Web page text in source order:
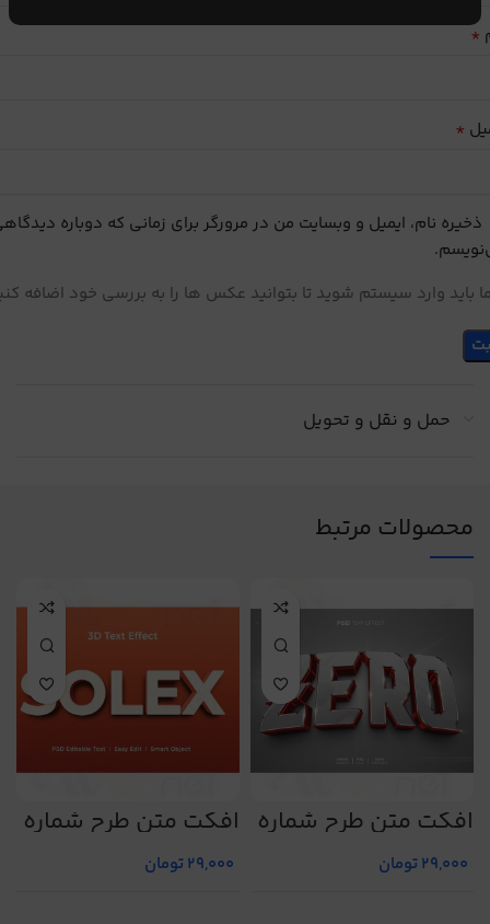
*
*
ذخیره نام، ایمیل و وبسایت من در مرورگر برای زمانی که دوباره
باید وارد سیستم شوید تا بتوانید عکس ها را به بررسی خود اضافه
حمل و نقل و تحویل
محصولات مرتبط
افکت متن طرح شماره
29,000تومان
افکت متن طرح شماره
29,000تومان